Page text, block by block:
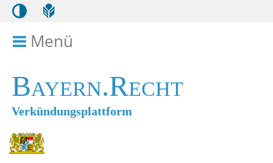
Menü
Bayern.Recht
Verkündungsplattform